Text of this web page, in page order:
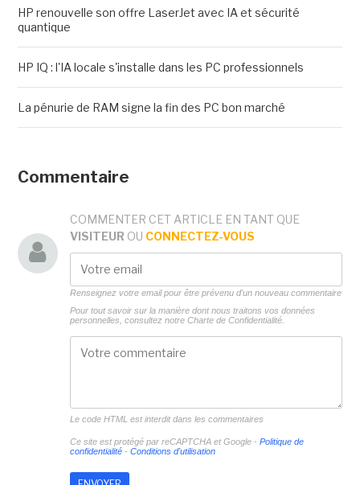
HP renouvelle son offre LaserJet avec IA et sécurité
quantique
HP IQ : l'IA locale s'installe dans les PC professionnels
La pénurie de RAM signe la fin des PC bon marché
Commentaire
COMMENTER CET ARTICLE EN TANT QUE
VISITEUR OU CONNECTEZ-VOUS
Renseignez votre email pour être prévenu d'un nouveau commentaire
Pour tout savoir sur la manière dont nous traitons vos données
personnelles, consultez notre Charte de Confidentialité.
Le code HTML est interdit dans les commentaires
Ce site est protégé par reCAPTCHA et Google - Politique de
confidentialité- Conditions d'utilisation